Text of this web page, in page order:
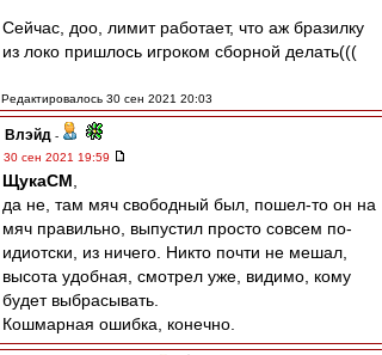
Сейчас, доо, лимит работает, что аж бразилку
из локо пришлось игроком сборной делать(((
Редактировалось 30 сен 2021 20:03
Влэйд -
30 сен 2021 19:59
ЩукаСМ
да не, там мяч свободный был, пошел-то он на
мяч правильно, выпустил просто совсем по-
идиотски, из ничего. Никто почти не мешал,
высота удобная, смотрел уже, видимо, кому
будет выбрасывать.
Кошмарная ошибка, конечно.